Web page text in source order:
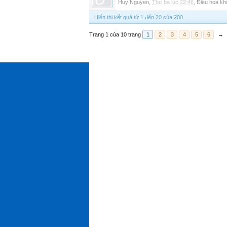
Huy Nguyen Thứ ba lúc 22:46 Điều hoà
Hiển thị kết quả từ 1 đến 20 của 200
Trang 1 của 10 trang 1 2 3 4 5 6 →